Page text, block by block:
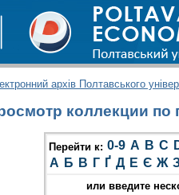
архів Полтавського
коллекции по
Перейти к: 0-9 A B C
А Б В Г Ґ Д Е Є Ж
или введите